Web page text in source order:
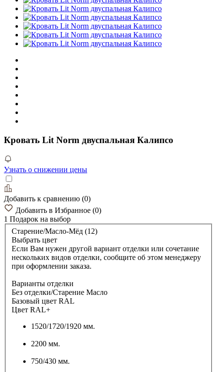
Кровать Lit Norm двуспальная Калипсо
Узнать о снижении цены
Добавить к сравнению (0)
Добавить в Избранное (0)
1 Подарок на выбор
Старение/Масло-Мёд (12)
Выбрать цвет
Если Вам нужен другой вариант отделки или сочетание
нескольких видов отделки, сообщите об этом менеджеру
при оформлении заказа.
Варианты отделки
Без отделки/Старение Масло
Базовый цвет RAL
Цвет RAL+
1520/1720/1920 мм.
2200 мм.
750/430 мм.